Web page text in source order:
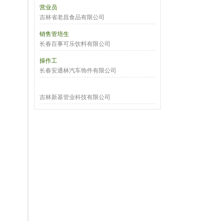
营业员
吉林省老昌食品有限公司
销售管培生
长春百事可乐饮料有限公司
操作工
长春安通林汽车饰件有限公司
吉林新基管业科技有限公司